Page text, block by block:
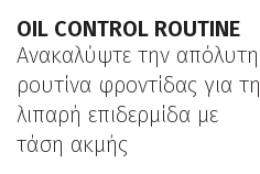
OIL CONTROL ROUTINE
Ανακαλύψτε την απόλυτη
ρουτίνα φροντίδας για τη
λιπαρή επιδερµίδα µε
τάση ακµής